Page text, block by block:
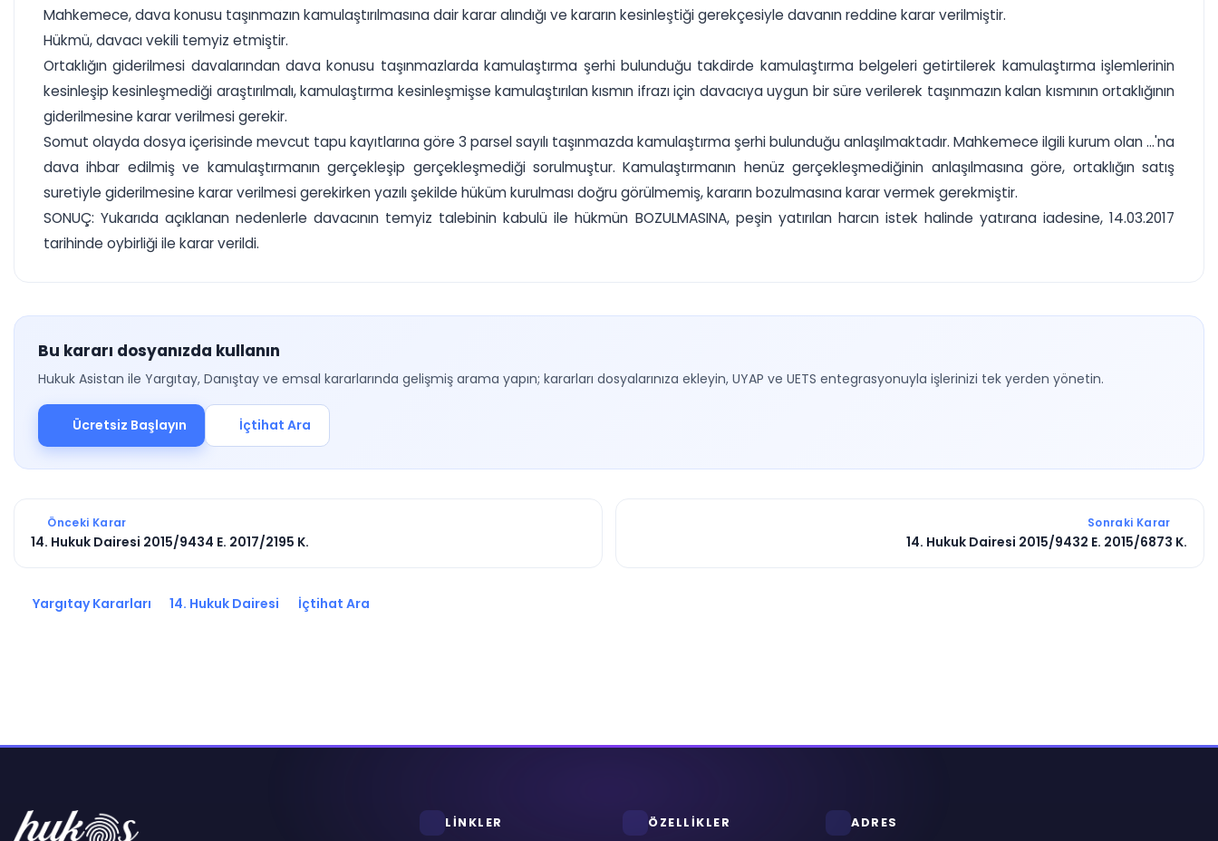
Mahkemece, dava konusu taşınmazın kamulaştırılmasına dair karar alındığı ve kararın kesinleştiği gerekçesiyle davanın reddine karar verilmiştir.
Hükmü, davacı vekili temyiz etmiştir.
Ortaklığın giderilmesi davalarından dava konusu taşınmazlarda kamulaştırma şerhi bulunduğu takdirde kamulaştırma belgeleri getirtilerek kamulaştırma işlemlerinin
kesinleşip kesinleşmediği araştırılmalı, kamulaştırma kesinleşmişse kamulaştırılan kısmın ifrazı için davacıya uygun bir süre verilerek taşınmazın kalan kısmının ortaklığının
giderilmesine karar verilmesi gerekir.
Somut olayda dosya içerisinde mevcut tapu kayıtlarına göre 3 parsel sayılı taşınmazda kamulaştırma şerhi bulunduğu anlaşılmaktadır. Mahkemece ilgili kurum olan ...'na
dava ihbar edilmiş ve kamulaştırmanın gerçekleşip gerçekleşmediği sorulmuştur. Kamulaştırmanın henüz gerçekleşmediğinin anlaşılmasına göre, ortaklığın satış
suretiyle giderilmesine karar verilmesi gerekirken yazılı şekilde hüküm kurulması doğru görülmemiş, kararın bozulmasına karar vermek gerekmiştir.
SONUÇ: Yukarıda açıklanan nedenlerle davacının temyiz talebinin kabulü ile hükmün BOZULMASINA, peşin yatırılan harcın istek halinde yatırana iadesine, 14.03.2017
tarihinde oybirliği ile karar verildi.
Bu kararı dosyanızda kullanın
Hukuk Asistan ile Yargıtay, Danıştay ve emsal kararlarında gelişmiş arama yapın; kararları dosyalarınıza ekleyin, UYAP ve UETS entegrasyonuyla işlerinizi tek yerden yönetin.
Ücretsiz Başlayın İçtihat Ara
Önceki Karar
14. Hukuk Dairesi 2015/9434 E. 2017/2195 K.
Sonraki Karar
14. Hukuk Dairesi 2015/9432 E. 2015/6873 K.
Yargıtay Kararları 14. Hukuk Dairesi İçtihat Ara
LİNKLER ÖZELLİKLER ADRES